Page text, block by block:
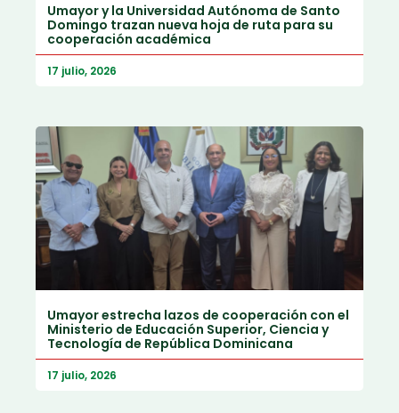
Umayor y la Universidad Autónoma de Santo
Domingo trazan nueva hoja de ruta para su
cooperación académica
17 julio, 2026
Umayor estrecha lazos de cooperación con el
Ministerio de Educación Superior, Ciencia y
Tecnología de República Dominicana
17 julio, 2026